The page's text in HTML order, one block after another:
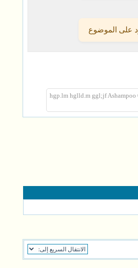
على الموضوع
hgp.lm hglld.m ggl;jf Ashampoo